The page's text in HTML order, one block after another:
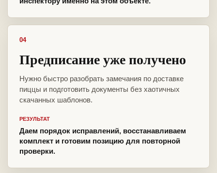
04
Предписание уже получено
Нужно быстро разобрать замечания по доставке
пиццы и подготовить документы без хаотичных
скачанных шаблонов.
РЕЗУЛЬТАТ
Даем порядок исправлений, восстанавливаем
комплект и готовим позицию для повторной
проверки.